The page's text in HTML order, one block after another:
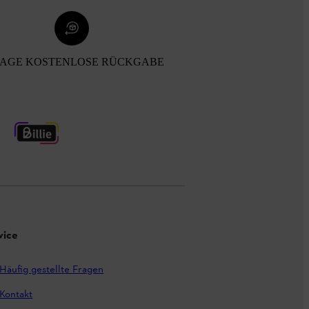
KOSTENLOSE RÜCKGABE
Häufig gestellte Fragen
Kontakt